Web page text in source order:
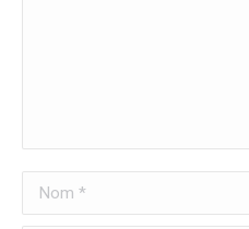
Nom *